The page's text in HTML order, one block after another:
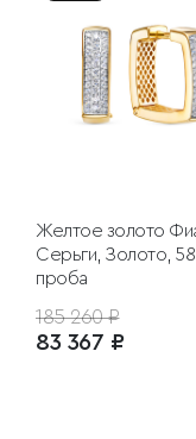
Желтое золото
Серьги, Золото,
проба
185 260 ₽
83 367 ₽